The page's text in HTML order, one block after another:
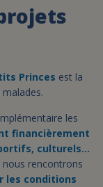
DEVENIR
PETIT PRINCE
Princes est la
les
financièrement
culturels…
nous rencontrons
les conditions